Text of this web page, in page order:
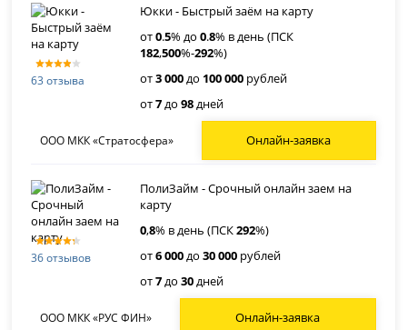
63 отзыва
Юкки - Быстрый заём на карту
от0.5% до0.8% в день (ПСК
182,500%-292%)
от3 000до 100 000 рублей
от7до98дней
ООО МКК «Стратосфера» Онлайн-заявка
36 отзывов
ПолиЗайм - Срочный онлайн заем на
карту
0,8% в день (ПСК292%)
от6 000до30 000 рублей
от7до30дней
ООО МКК «РУС ФИН» Онлайн-заявка